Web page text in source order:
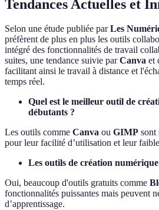
Tendances Actuelles et
Selon une étude publiée parLes
préfèrent de plus en plus les outils
intégré des fonctionnalités de travail
suites, une tendance suivie parCanva et
facilitant ainsi le travail à distance et
temps réel.
Quel est le meilleur outil de
débutants ?
Les outils comme Canva ou GIMP sont
pour leur facilité d’utilisation et leur
Les outils de création
Oui, beaucoup d'outils gratuits comme
fonctionnalités puissantes mais peuvent
d’apprentissage.